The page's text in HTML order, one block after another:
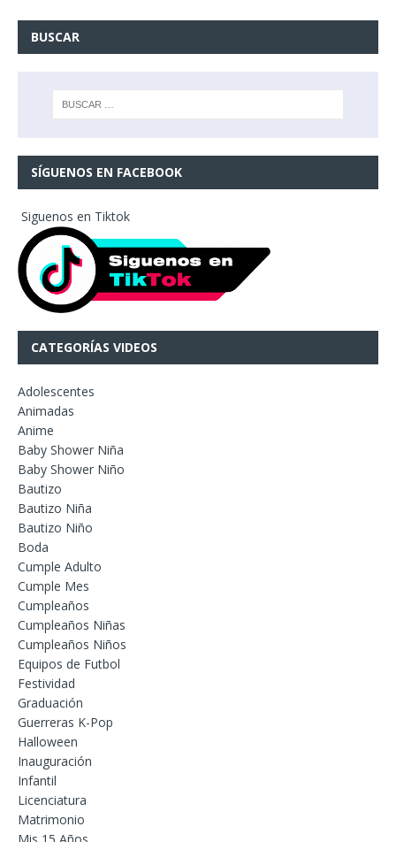
BUSCAR
SÍGUENOS EN FACEBOOK
Siguenos en Tiktok
CATEGORÍAS VIDEOS
Adolescentes
Animadas
Anime
Baby Shower Niña
Baby Shower Niño
Bautizo
Bautizo Niña
Bautizo Niño
Boda
Cumple Adulto
Cumple Mes
Cumpleaños
Cumpleaños Niñas
Cumpleaños Niños
Equipos de Futbol
Festividad
Graduación
Guerreras K-Pop
Halloween
Inauguración
Infantil
Licenciatura
Matrimonio
Mis 15 Años